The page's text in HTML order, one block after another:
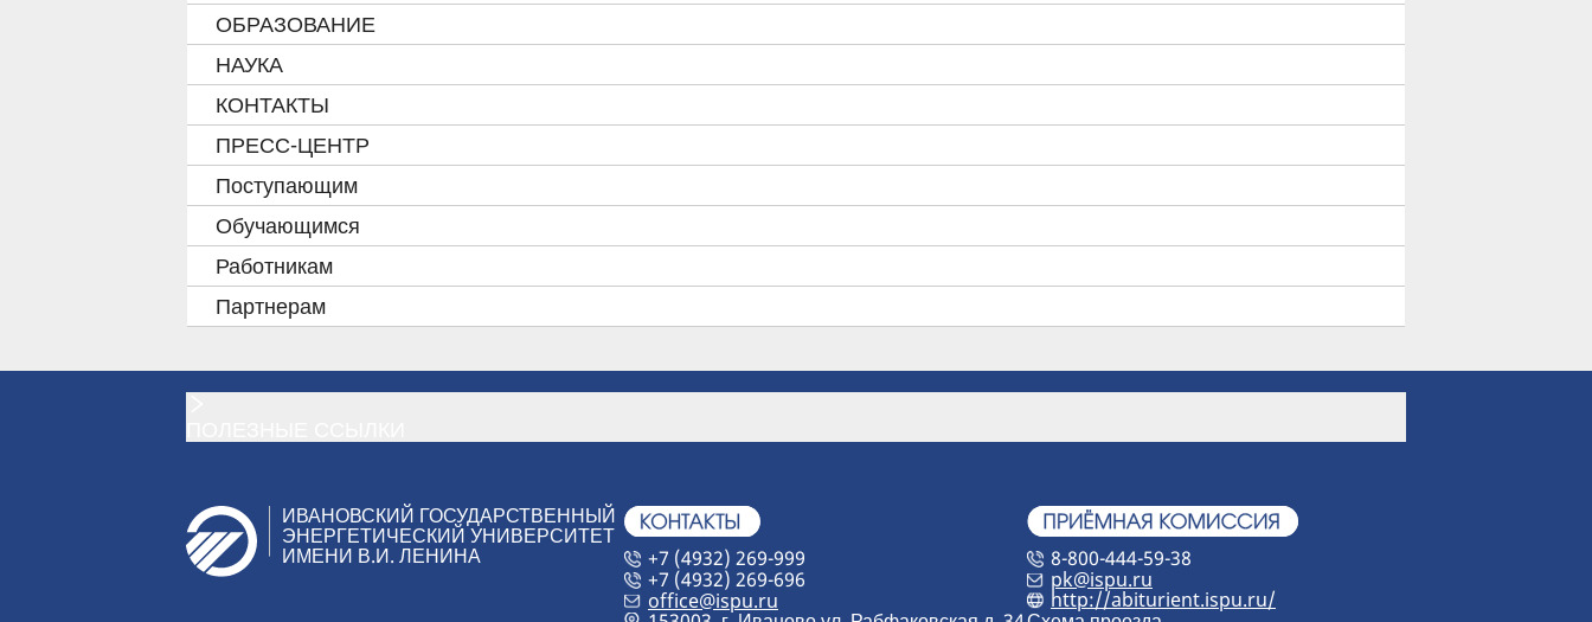
ОБРАЗОВАНИЕ
НАУКА
КОНТАКТЫ
ПРЕСС-ЦЕНТР
Поступающим
Обучающимся
Работникам
Партнерам
ИВАНОВСКИЙ ГОСУДАРСТВЕННЫЙ
ЭНЕРГЕТИЧЕСКИЙ УНИВЕРСИТЕТ
ИМЕНИ В.И. ЛЕНИНА
+7 (4932) 269-999
+7 (4932) 269-696
office@ispu.ru
8-800-444-59-38
pk@ispu.ru
http://abiturient.ispu.ru/